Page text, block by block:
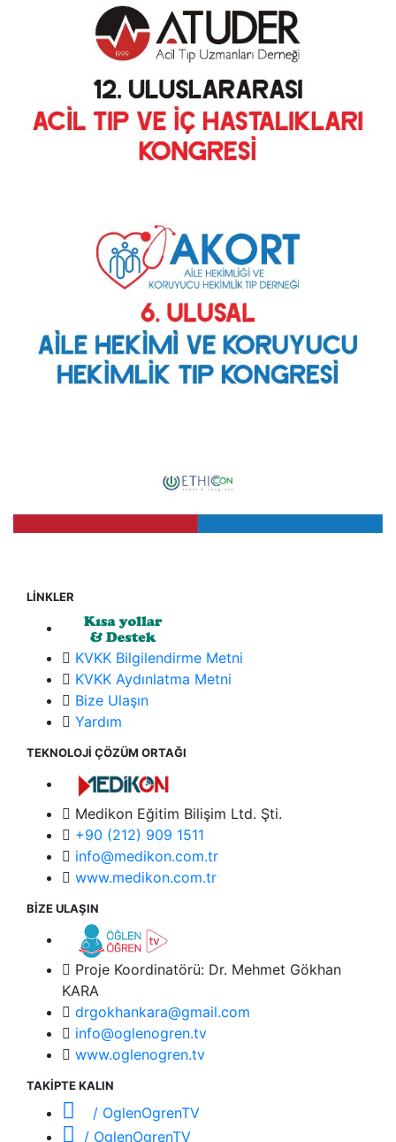
LİNKLER
KVKK Bilgilendirme Metni
KVKK Aydınlatma Metni
Bize Ulaşın
Yardım
TEKNOLOJİ ÇÖZÜM ORTAĞI
Medikon Eğitim Bilişim Ltd. Şti.
+90 (212) 909 1511
info@medikon.com.tr
www.medikon.com.tr
BİZE ULAŞIN
Proje Koordinatörü: Dr. Mehmet Gökhan
KARA
drgokhankara@gmail.com
info@oglenogren.tv
www.oglenogren.tv
TAKİPTE KALIN
/ OglenOgrenTV
/ OglenOgrenTV